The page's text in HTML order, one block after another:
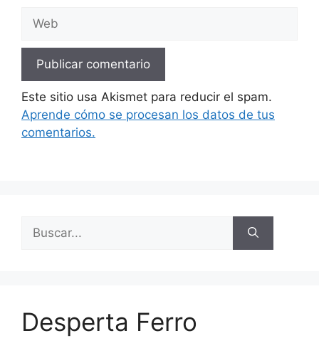
Este sitio usa Akismet para reducir el spam.
Aprende cómo se procesan los datos de tus
comentarios.
Buscar:
Desperta Ferro